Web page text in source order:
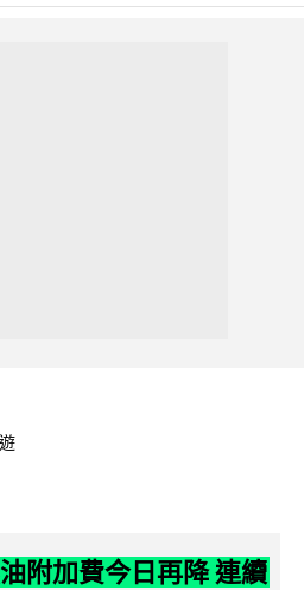
附加費今日再降 連續